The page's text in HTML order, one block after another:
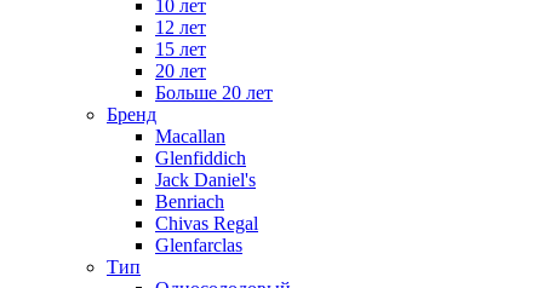
10 лет
12 лет
15 лет
20 лет
Больше 20 лет
Бренд
Macallan
Glenfiddich
Jack Daniel's
Benriach
Chivas Regal
Glenfarclas
Тип